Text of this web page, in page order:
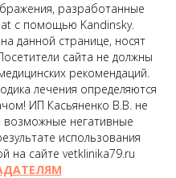
разработанные
с помощью Kandinsky.
данной странице, носят
сайта не должны
рекомендаций.
лечения определяются
ИП Касьяненко В.В. не
возможные негативные
использования
на сайте vetklinika79.ru